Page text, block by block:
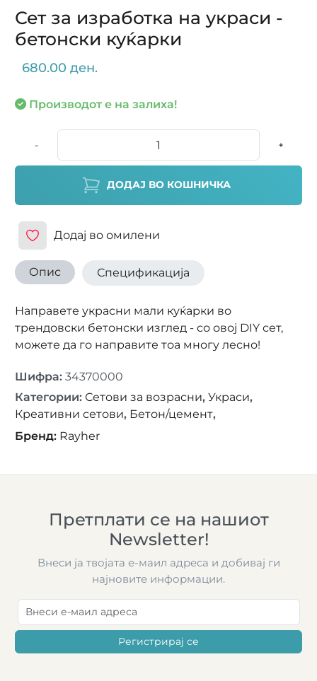
Сет за изработка на украси -
бетонски куќарки
680.00 ден.
Производот е на залиха!
- +
ДОДАЈ ВО КОШНИЧКА
Додај во омилени
Опис Спецификација
Направете украсни мали куќарки во
трендовски бетонски изглед - со овој DIY сет,
можете да го направите тоа многу лесно!
Шифра: 34370000
Категории: Сетови за возрасни, Украси,
Креативни сетови, Бетон/цемент,
Бренд: Rayher
Претплати се на нашиот
Newsletter!
Внеси ја твојата е-маил адреса и добивај ги
најновите информации.
Регистрирај се